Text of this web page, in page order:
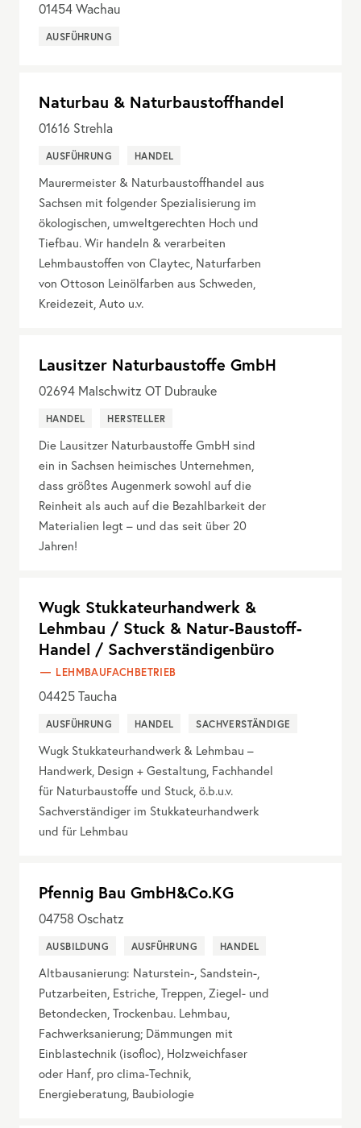
01454 Wachau
AUSFÜHRUNG
Naturbau & Naturbaustoffhandel
01616 Strehla
AUSFÜHRUNG HANDEL
Maurermeister & Naturbaustoffhandel aus
Sachsen mit folgender Spezialisierung im
ökologischen, umweltgerechten Hoch und
Tiefbau. Wir handeln & verarbeiten
Lehmbaustoffen von Claytec, Naturfarben
von Ottoson Leinölfarben aus Schweden,
Kreidezeit, Auto u.v.
Lausitzer Naturbaustoffe GmbH
02694 Malschwitz OT Dubrauke
HANDEL HERSTELLER
Die Lausitzer Naturbaustoffe GmbH sind
ein in Sachsen heimisches Unternehmen,
dass größtes Augenmerk sowohl auf die
Reinheit als auch auf die Bezahlbarkeit der
Materialien legt – und das seit über 20
Jahren!
Wugk Stukkateurhandwerk &
Lehmbau / Stuck & Natur-Baustoff-
Handel / Sachverständigenbüro
LEHMBAUFACHBETRIEB
04425 Taucha
AUSFÜHRUNG HANDEL SACHVERSTÄNDIGE
Wugk Stukkateurhandwerk & Lehmbau –
Handwerk, Design + Gestaltung, Fachhandel
für Naturbaustoffe und Stuck, ö.b.u.v.
Sachverständiger im Stukkateurhandwerk
und für Lehmbau
Pfennig Bau GmbH&Co.KG
04758 Oschatz
AUSBILDUNG AUSFÜHRUNG HANDEL
Altbausanierung: Naturstein-, Sandstein-,
Putzarbeiten, Estriche, Treppen, Ziegel- und
Betondecken, Trockenbau. Lehmbau,
Fachwerksanierung; Dämmungen mit
Einblastechnik (isofloc), Holzweichfaser
oder Hanf, pro clima-Technik,
Energieberatung, Baubiologie